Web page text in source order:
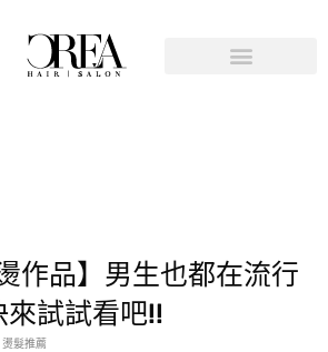
作品】男生也都在流行
來試試看吧!!
燙髮推薦